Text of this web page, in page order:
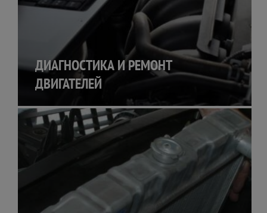
ДИАГНОСТИКА И РЕМОНТ
ДВИГАТЕЛЕЙ